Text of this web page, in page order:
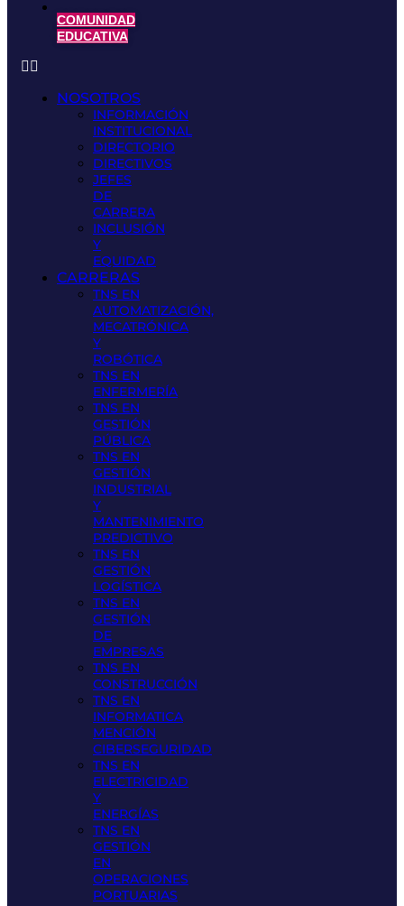
COMUNIDAD
EDUCATIVA
NOSOTROS
INFORMACIÓN
INSTITUCIONAL
DIRECTORIO
DIRECTIVOS
JEFES
DE
CARRERA
INCLUSIÓN
Y
EQUIDAD
CARRERAS
TNS EN
AUTOMATIZACIÓN,
MECATRÓNICA
Y
ROBÓTICA
TNS EN
ENFERMERÍA
TNS EN
GESTIÓN
PÚBLICA
TNS EN
GESTIÓN
INDUSTRIAL
Y
MANTENIMIENTO
PREDICTIVO
TNS EN
GESTIÓN
LOGÍSTICA
TNS EN
GESTIÓN
DE
EMPRESAS
TNS EN
CONSTRUCCIÓN
TNS EN
INFORMATICA
MENCIÓN
CIBERSEGURIDAD
TNS EN
ELECTRICIDAD
Y
ENERGÍAS
TNS EN
GESTIÓN
EN
OPERACIONES
PORTUARIAS